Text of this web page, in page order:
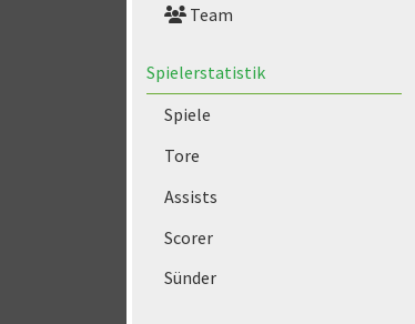
Team
Spielerstatistik
Spiele
Tore
Assists
Scorer
Sünder